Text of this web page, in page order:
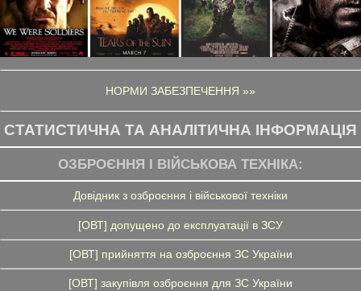
НОРМИ ЗАБЕЗПЕЧЕННЯ »»
СТАТИСТИЧНА ТА АНАЛІТИЧНА ІНФОРМАЦІЯ
ОЗБРОЄННЯ І ВІЙСЬКОВА ТЕХНІКА:
Довідник з озброєння і військової техніки
[ОВТ] допущено до експлуатації в ЗСУ
[ОВТ] прийняття на озброєння ЗС України
[ОВТ] закупівля озброєння для ЗС України